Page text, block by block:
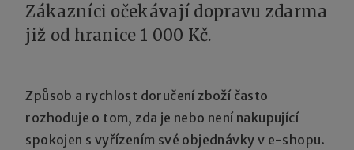
Zákazníci očekávají dopravu zdarma
již od hranice 1 000 Kč.
Způsob a rychlost doručení zboží často
rozhoduje o tom, zda je nebo není nakupující
spokojen s vyřízením své objednávky v e-shopu.